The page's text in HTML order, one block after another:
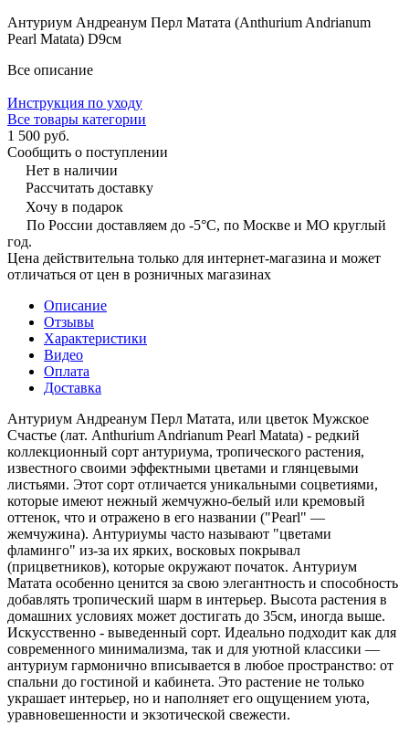
Антуриум Андреанум Перл Матата (Anthurium Andrianum
Pearl Matata) D9см
Все описание
Инструкция по уходу
Все товары категории
1 500 руб.
Сообщить о поступлении
Нет в наличии
Рассчитать доставку
Хочу в подарок
По России доставляем до -5°C, по Москве и МО круглый
год.
Цена действительна только для интернет-магазина и может
отличаться от цен в розничных магазинах
Описание
Отзывы
Характеристики
Видео
Оплата
Доставка
Антуриум Андреанум Перл Матата, или цветок Мужское
Счастье (лат. Anthurium Andrianum Pearl Matata) - редкий
коллекционный сорт антуриума, тропического растения,
известного своими эффектными цветами и глянцевыми
листьями. Этот сорт отличается уникальными соцветиями,
которые имеют нежный жемчужно-белый или кремовый
оттенок, что и отражено в его названии ("Pearl" —
жемчужина). Антуриумы часто называют "цветами
фламинго" из-за их ярких, восковых покрывал
(прицветников), которые окружают початок. Антуриум
Матата особенно ценится за свою элегантность и способность
добавлять тропический шарм в интерьер. Высота растения в
домашних условиях может достигать до 35см, иногда выше.
Искусственно - выведенный сорт. Идеально подходит как для
современного минимализма, так и для уютной классики —
антуриум гармонично вписывается в любое пространство: от
спальни до гостиной и кабинета. Это растение не только
украшает интерьер, но и наполняет его ощущением уюта,
уравновешенности и экзотической свежести.